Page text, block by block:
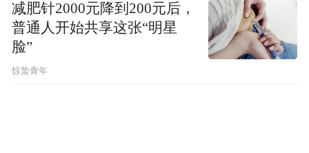
减肥针2000元降到200元后，
普通人开始共享这张“明星
脸”
惊蛰青年